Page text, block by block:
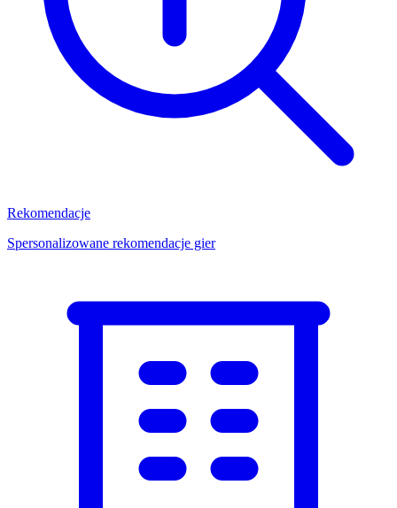
Rekomendacje
Spersonalizowane rekomendacje gier